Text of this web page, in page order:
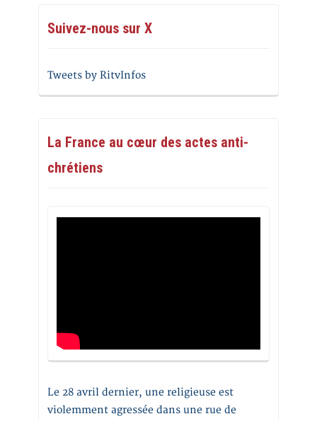
Suivez-nous sur X
Tweets by RitvInfos
La France au cœur des actes anti-
chrétiens
Le 28 avril dernier, une religieuse est
violemment agressée dans une rue de